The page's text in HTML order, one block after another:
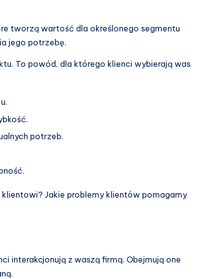
tworzą wartość dla określonego segmentu
jego potrzebę.
To powód, dla którego klienci wybierają was
potrzeb.
Jakie problemy klientów pomagamy
interakcjonują z waszą firmą. Obejmują one